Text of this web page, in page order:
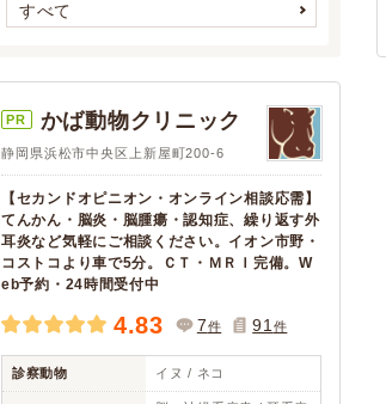
すべて
PR かば動物クリニック
静岡県浜松市中央区上新屋町200-6
【セカンドオピニオン・オンライン相談応需】
てんかん・脳炎・脳腫瘍・認知症、繰り返す外
耳炎など気軽にご相談ください。イオン市野・
コストコより車で5分。ＣＴ・ＭＲＩ完備。W
eb予約・24時間受付中
4.83 7件 91 件
診察動物 イヌ / ネコ